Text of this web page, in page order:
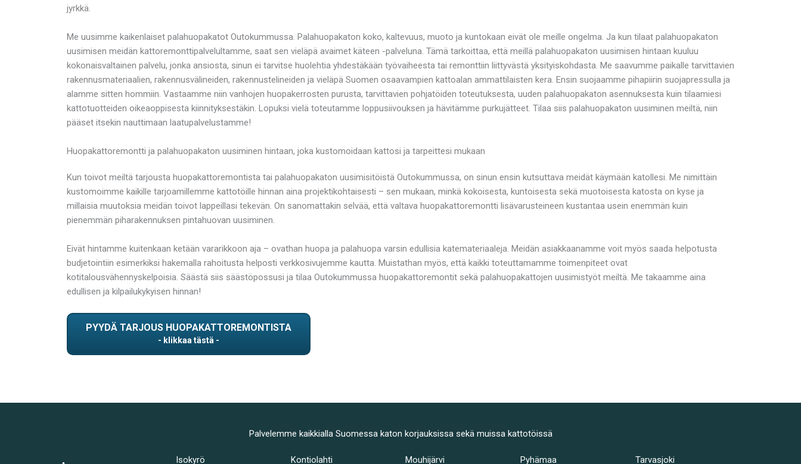
jyrkkä.
Me uusimme kaikenlaiset palahuopakatot Outokummussa. Palahuopakaton koko, kaltevuus, muoto ja kuntokaan eivät ole meille ongelma. Ja kun tilaat palahuopakaton
uusimisen meidän kattoremonttipalvelultamme, saat sen vieläpä avaimet käteen -palveluna. Tämä tarkoittaa, että meillä palahuopakaton uusimisen hintaan kuuluu
kokonaisvaltainen palvelu, jonka ansiosta, sinun ei tarvitse huolehtia yhdestäkään työvaiheesta tai remonttiin liittyvästä yksityiskohdasta. Me saavumme paikalle tarvittavien
rakennusmateriaalien, rakennusvälineiden, rakennustelineiden ja vieläpä Suomen osaavampien kattoalan ammattilaisten kera. Ensin suojaamme pihapiirin suojapressulla ja
alamme sitten hommiin. Vastaamme niin vanhojen huopakerrosten purusta, tarvittavien pohjatöiden toteutuksesta, uuden palahuopakaton asennuksesta kuin tilaamiesi
kattotuotteiden oikeaoppisesta kiinnityksestäkin. Lopuksi vielä toteutamme loppusiivouksen ja hävitämme purkujätteet. Tilaa siis palahuopakaton uusiminen meiltä, niin
pääset itsekin nauttimaan laatupalvelustamme!
Huopakattoremontti ja palahuopakaton uusiminen hintaan, joka kustomoidaan kattosi ja tarpeittesi mukaan
Kun toivot meiltä tarjousta huopakattoremontista tai palahuopakaton uusimisitöistä Outokummussa, on sinun ensin kutsuttava meidät käymään katollesi. Me nimittäin
kustomoimme kaikille tarjoamillemme kattotöille hinnan aina projektikohtaisesti – sen mukaan, minkä kokoisesta, kuntoisesta sekä muotoisesta katosta on kyse ja
millaisia muutoksia meidän toivot lappeillasi tekevän. On sanomattakin selvää, että valtava huopakattoremontti lisävarusteineen kustantaa usein enemmän kuin
pienemmän piharakennuksen pintahuovan uusiminen.
Eivät hintamme kuitenkaan ketään vararikkoon aja – ovathan huopa ja palahuopa varsin edullisia katemateriaaleja. Meidän asiakkaanamme voit myös saada helpotusta
budjetointiin esimerkiksi hakemalla rahoitusta helposti verkkosivujemme kautta. Muistathan myös, että kaikki toteuttamamme toimenpiteet ovat
kotitalousvähennyskelpoisia. Säästä siis säästöpossusi ja tilaa Outokummussa huopakattoremontit sekä palahuopakattojen uusimistyöt meiltä. Me takaamme aina
edullisen ja kilpailukykyisen hinnan!
PYYDÄ TARJOUS HUOPAKATTOREMONTISTA
Palvelemme kaikkialla Suomessa katon korjauksissa sekä muissa kattotöissä
Isokyrö Kontiolahti Mouhijärvi Pyhämaa Tarvasjoki